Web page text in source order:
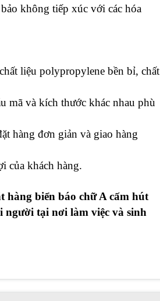
không tiếp xúc với các hóa
liệu polypropylene bền bỉ, chất
mã và kích thước khác nhau phù
hàng đơn giản và giao hàng
của khách hàng.
hàng biển báo chữ A cấm hút
người tại nơi làm việc và sinh